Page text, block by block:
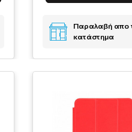
Παραλαβή απο
κατάστημα